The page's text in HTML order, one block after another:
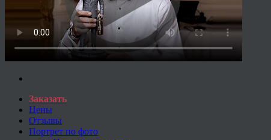
Заказать
Цены
Отзывы
Портрет по фото